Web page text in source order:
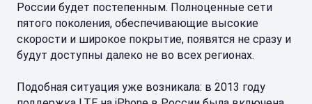
России будет постепенным. Полноценные сети
пятого поколения, обеспечивающие высокие
скорости и широкое покрытие, появятся не сразу и
будут доступны далеко не во всех регионах.
Подобная ситуация уже возникала: в 2013 году